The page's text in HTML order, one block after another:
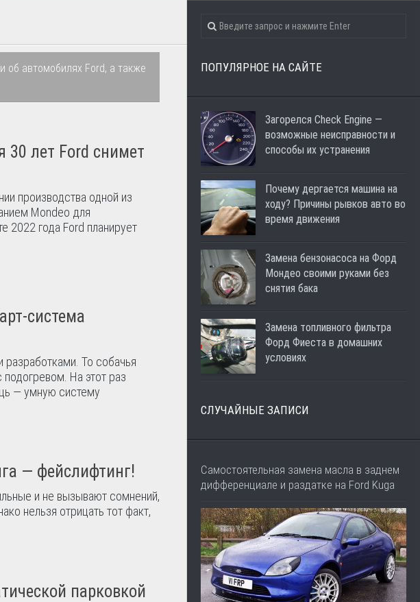
об автомобилях Ford, а также
30 лет Ford снимет
производства одной из
Mondeo для
2022 года Ford планирует
система
То собачья
На этот раз
— умную систему
— фейслифтинг!
и не вызывают сомнений,
нельзя отрицать тот факт,
парковкой
ПОПУЛЯРНОЕ НА САЙТЕ
Загорелся Check Engine —
возможные неисправности и
способы их устранения
Почему дергается машина на
ходу? Причины рывков авто во
время движения
Замена бензонасоса на Форд
Мондео своими руками без
снятия бака
Замена топливного фильтра
Форд Фиеста в домашних
условиях
СЛУЧАЙНЫЕ ЗАПИСИ
Самостоятельная замена масла в заднем
дифференциале и раздатке на Ford Kuga